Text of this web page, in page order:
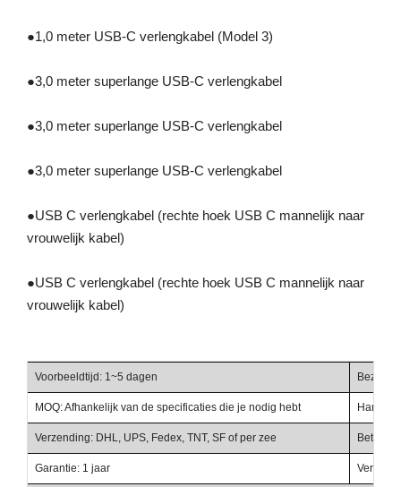
●1,0 meter USB-C verlengkabel (Model 3)
●3,0 meter superlange USB-C verlengkabel
●3,0 meter superlange USB-C verlengkabel
●3,0 meter superlange USB-C verlengkabel
●USB C verlengkabel (rechte hoek USB C mannelijk naar
vrouwelijk kabel)
●USB C verlengkabel (rechte hoek USB C mannelijk naar
vrouwelijk kabel)
Voorbeeldtijd: 1~5 dagen
MOQ: Afhankelijk van de specificaties die je nodig hebt
Verzending: DHL, UPS, Fedex, TNT, SF of per zee
Garantie: 1 jaar